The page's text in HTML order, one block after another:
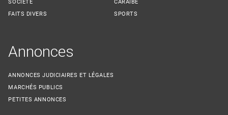
SOCIÉTÉ
FAITS DIVERS
CARAÏBE
SPORTS
Annonces
ANNONCES JUDICIAIRES ET LÉGALES
MARCHÉS PUBLICS
PETITES ANNONCES